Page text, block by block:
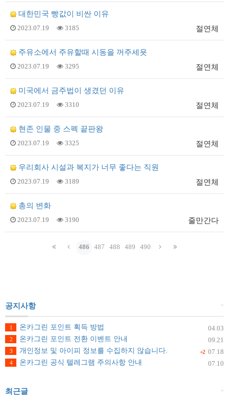
대한민국 빵값이 비싼 이유
절연체
2023.07.19 3185
주유소에서 주유할때 시동을 꺼주세욧
절연체
2023.07.19 3295
미국에서 금주법이 생겼던 이유
절연체
2023.07.19 3310
현존 인물 중 스펙 끝판왕
절연체
2023.07.19 3325
우리회사 시설과 복지가 너무 좋다는 직원
절연체
2023.07.19 3189
총의 변화
줄만간다
2023.07.19 3190
486 487 488 489 490
+
공지사항
04.03
1
온카그린 포인트 획득 방법
09.21
2 온카그린 포인트 전환 이벤트 안내
+2 07.18
3
개인정보 및 아이피 정보를 수집하지 않습니다.
07.10
4 온카그린 공식 텔레그램 주의사항 안내
+
최근글